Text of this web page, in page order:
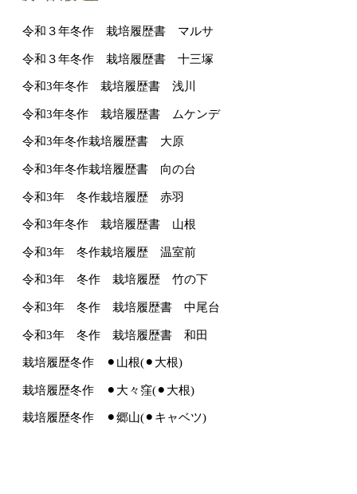
令和３年冬作 栽培履歴書 マルサ
令和３年冬作 栽培履歴書 十三塚
令和3年冬作 栽培履歴書 浅川
令和3年冬作 栽培履歴書 ムケンデ
令和3年冬作栽培履歴書 大原
令和3年冬作栽培履歴書 向の台
令和3年 冬作栽培履歴 赤羽
令和3年冬作 栽培履歴書 山根
令和3年 冬作栽培履歴 温室前
令和3年 冬作 栽培履歴 竹の下
令和3年 冬作 栽培履歴書 中尾台
令和3年 冬作 栽培履歴書 和田
栽培履歴冬作 ⚫︎山根(⚫︎大根)
栽培履歴冬作 ⚫︎大々窪(⚫︎大根)
栽培履歴冬作 ⚫︎郷山(⚫︎キャベツ)